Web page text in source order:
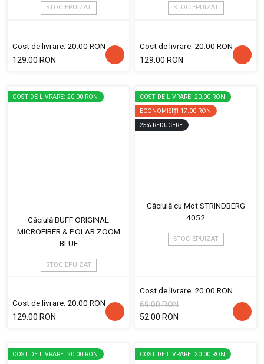
STOC EPUIZAT
Cost de livrare: 20.00 RON
129.00 RON
STOC EPUIZAT
Cost de livrare: 20.00 RON
129.00 RON
COST DE LIVRARE: 20.00 RON
Căciulă BUFF ORIGINAL
MICROFIBER & POLAR ZOOM
BLUE
STOC EPUIZAT
Cost de livrare: 20.00 RON
129.00 RON
COST DE LIVRARE: 20.00 RON
ECONOMISIȚI 17.00 RON
25% REDUCERE
Căciulă cu Mot STRINDBERG
4052
STOC EPUIZAT
Cost de livrare: 20.00 RON
69.00 RON
52.00 RON
COST DE LIVRARE: 20.00 RON COST DE LIVRARE: 20.00 RON